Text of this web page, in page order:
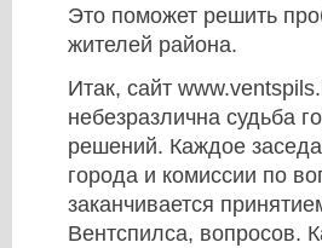
Это поможет решить
жителей района.
Итак, сайт
небезразлична судьба
решений. Каждое
города и комиссии по
заканчивается
Вентспилса, вопросов.